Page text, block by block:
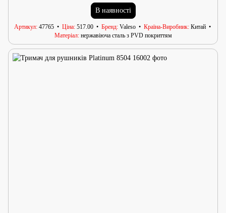
В наявності
Артикул 47765 Ціна 517.00 Бренд Valeso Країна-Виробник Китай
Матеріал нержавіюча сталь з PVD покриттям